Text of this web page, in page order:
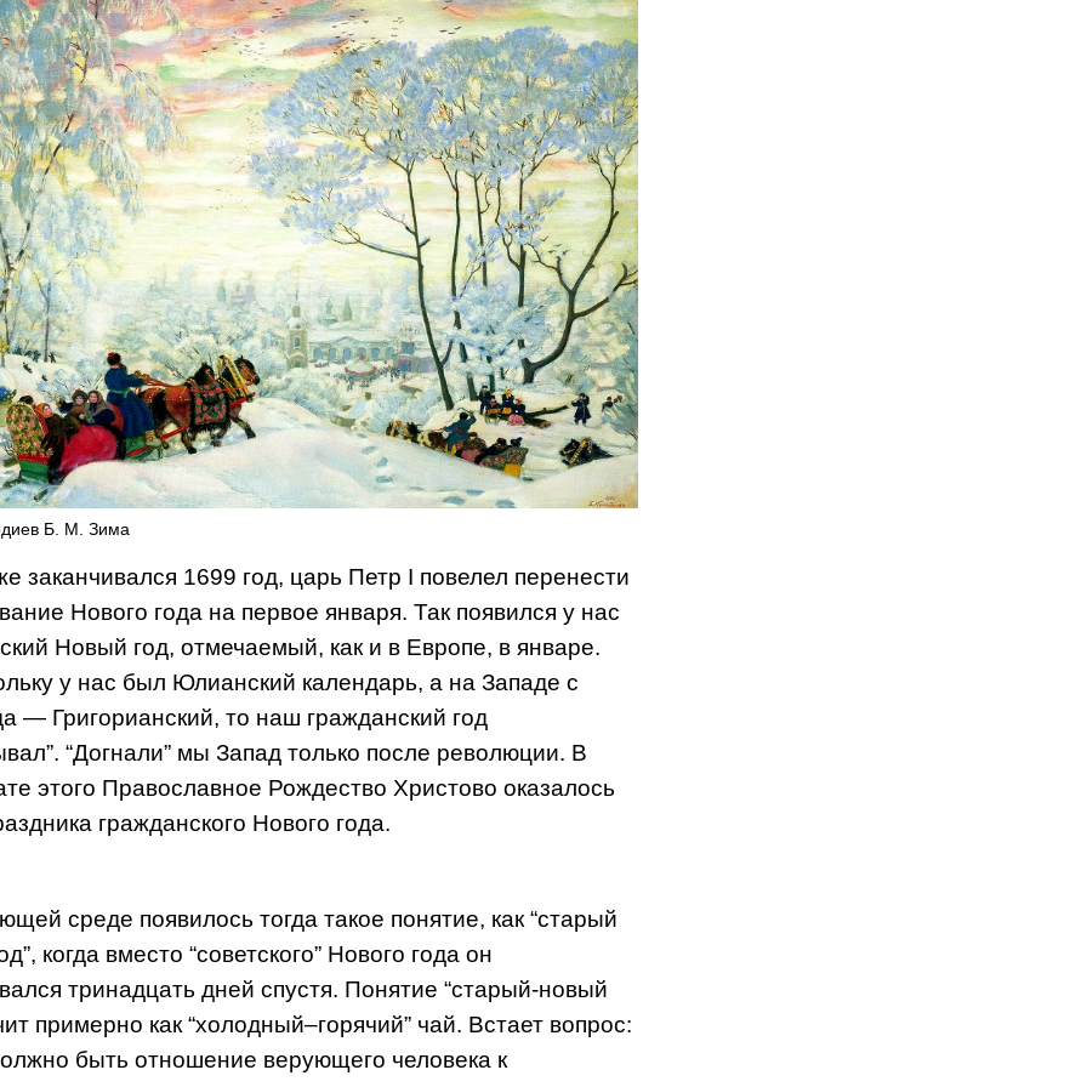
Б. М. Зима
заканчивался 1699 год, царь Петр I повелел перенести
Нового года на первое января. Так появился у нас
Новый год, отмечаемый, как и в Европе, в январе.
у нас был Юлианский календарь, а на Западе с
— Григорианский, то наш гражданский год
“Догнали” мы Запад только после революции. В
этого Православное Рождество Христово оказалось
гражданского Нового года.
среде появилось тогда такое понятие, как “старый
когда вместо “советского” Нового года он
тринадцать дней спустя. Понятие “старый-новый
примерно как “холодный–горячий” чай. Встает вопрос:
быть отношение верующего человека к